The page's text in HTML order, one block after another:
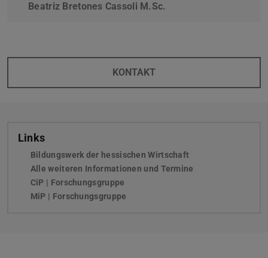
Beatriz Bretones Cassoli M.Sc.
KONTAKT
Links
Bildungswerk der hessischen Wirtschaft
Alle weiteren Informationen und Termine
CiP | Forschungsgruppe
MiP | Forschungsgruppe